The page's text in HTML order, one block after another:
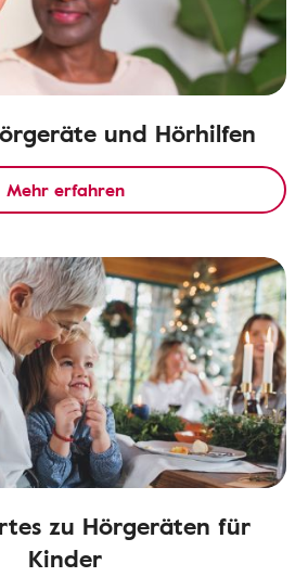
und Hörhilfen
Mehr erfahren
zu Hörgeräten für
Kinder